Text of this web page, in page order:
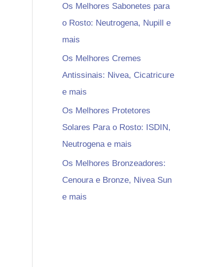
Os Melhores Sabonetes para
o Rosto: Neutrogena, Nupill e
mais
Os Melhores Cremes
Antissinais: Nivea, Cicatricure
e mais
Os Melhores Protetores
Solares Para o Rosto: ISDIN,
Neutrogena e mais
Os Melhores Bronzeadores:
Cenoura e Bronze, Nivea Sun
e mais